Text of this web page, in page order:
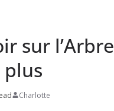
sur
plus
Charlotte